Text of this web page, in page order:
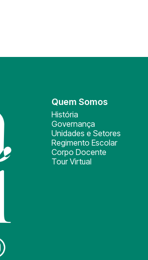
Quem Somos
História
Governança
Unidades e Setores
Regimento Escolar
Corpo Docente
Tour Virtual